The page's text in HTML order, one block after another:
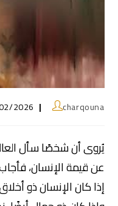
charqouna
2026
يُروى أن شخصًا سأل
عن قيمة الإنسان،
إذا كان الإنسان ذو أخلاق